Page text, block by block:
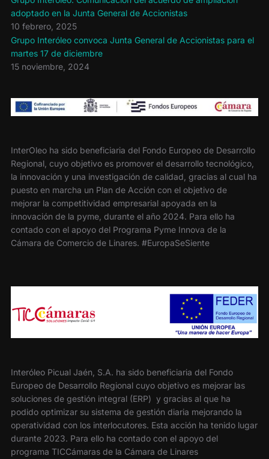
adoptado en la Junta General de Accionistas
10 febrero, 2025
Grupo Interóleo convoca Junta General de Accionistas para el
martes 17 de diciembre
15 noviembre, 2024
InterOleo ha sido beneficiaria del Fondo Europeo de Desarrollo
Regional, cuyo objetivo es promover el desarrollo tecnológico,
la innovación y una investigación de calidad, gracias al cual ha
puesto en marcha un Plan de Acción con el objetivo de
mejorar la competitividad empresarial apoyada en la
innovación de la pyme, durante el año 2024. Para ello ha
contado con el apoyo del Programa Pyme Innova de la
Cámara de Comercio de Linares. #EuropaSeSiente
Interóleo Picual Jaén, S.A. ha sido beneficiaria del Fondo
Europeo de Desarrollo Regional cuyo objetivo es mejorar las
soluciones de gestión integral (ERP) y gracias al que ha
podido optimizar su sistema de gestión diaria mejorando la
operatividad con los interlocutores. Esta acción ha tenido lugar
durante 2023. Para ello ha contado con el apoyo del
programa TICCámaras de la Cámara de Linares